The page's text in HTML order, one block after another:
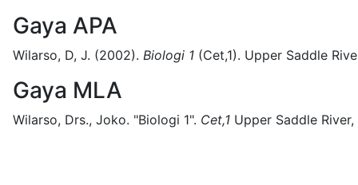
Gaya APA
Wilarso, D, J. (2002). Biologi 1 (Cet,1). Upper Saddle
Gaya MLA
Wilarso, Drs., Joko. "Biologi 1". Cet,1 Upper Saddle River,